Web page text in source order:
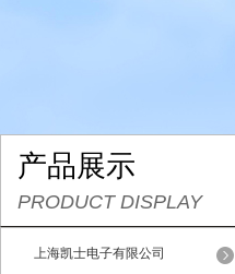
产品展示
PRODUCT DISPLAY
上海凯士电子有限公司